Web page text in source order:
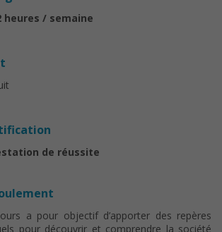
heures / semaine
de réussite
a pour objectif d’apporter des repères
pour découvrir et comprendre la société